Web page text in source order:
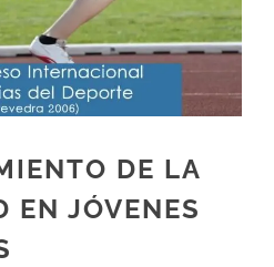
DE LA
EN JÓVENES